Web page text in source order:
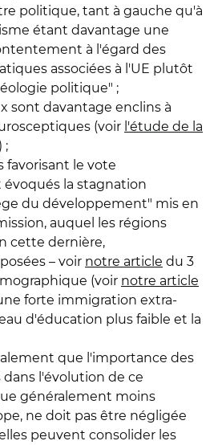
politique, tant à gauche qu'à
étant davantage une
à l'égard des
associées à l'UE plutôt
politique" ;
sont davantage enclins à
(voir l'étude de la
;
favorisant le vote
la stagnation
du développement" mis en
auquel les régions
cette dernière,
– voir notre article du 3
(voir notre article
forte immigration extra-
d'éducation plus faible et la
que l'importance des
l'évolution de ce
généralement moins
ne doit pas être négligée
peuvent consolider les